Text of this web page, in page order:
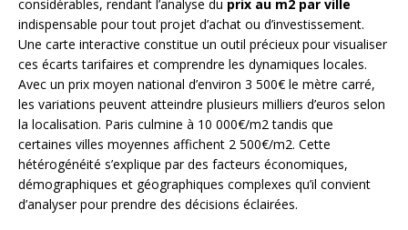
considérables, rendant l’analyse du prix au m2 par ville
indispensable pour tout projet d’achat ou d’investissement.
Une carte interactive constitue un outil précieux pour visualiser
ces écarts tarifaires et comprendre les dynamiques locales.
Avec un prix moyen national d’environ 3 500€ le mètre carré,
les variations peuvent atteindre plusieurs milliers d’euros selon
la localisation. Paris culmine à 10 000€/m2 tandis que
certaines villes moyennes affichent 2 500€/m2. Cette
hétérogénéité s’explique par des facteurs économiques,
démographiques et géographiques complexes qu’il convient
d’analyser pour prendre des décisions éclairées.